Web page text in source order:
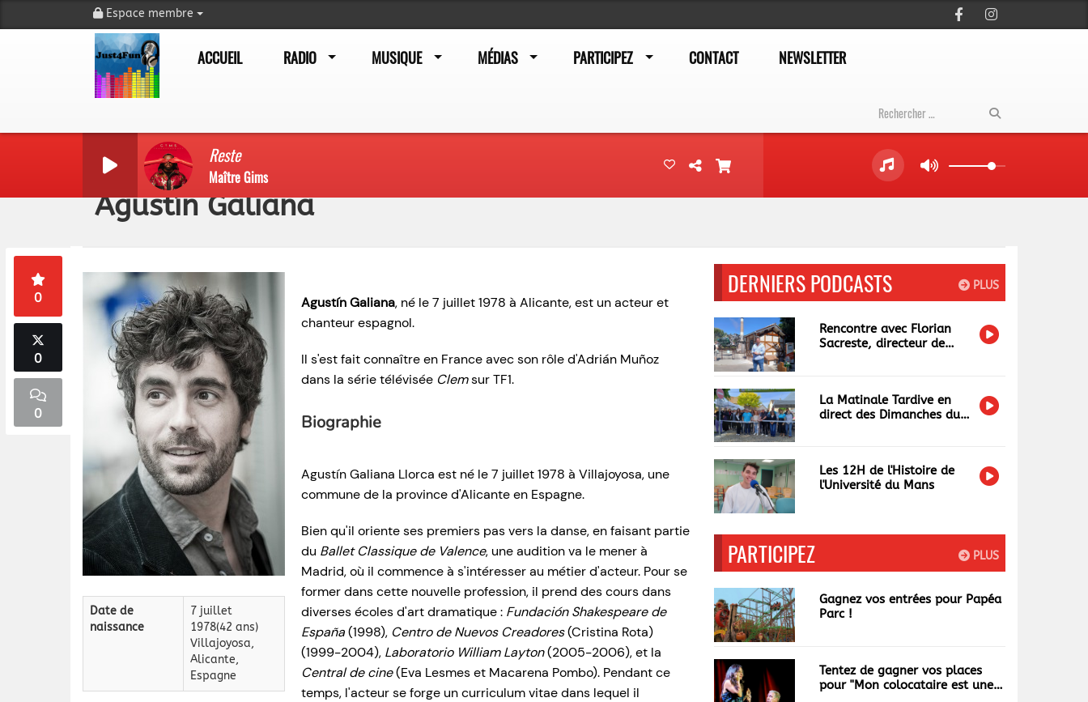
Espace membre
ACCUEIL RADIO MUSIQUE MÉDIAS PARTICIPEZ CONTACT NEWSLETTER
Reste
Maître Gims
Agustín Galiana
0
0
0
Date de
naissance
7 juillet
1978(42 ans)
Villajoyosa,
Alicante,
Espagne
Agustín Galiana, né le7 juillet 1978 à Alicante, est un acteur et
chanteur espagnol.
Il s'est fait connaître en France avec son rôle d'Adrián Muñoz
dans la série télévisée Clemsur TF1.
Biographie
Agustín Galiana Llorca est né le7 juillet 1978 à Villajoyosa, une
commune de la province d'Alicante en Espagne.
Bien qu'il oriente ses premiers pas vers la danse, en faisant partie
du Ballet Classique de Valence, une audition va le mener à
Madrid, où il commence à s'intéresser au métier d'acteur. Pour se
former dans cette nouvelle profession, il prend des cours dans
diverses écoles d'art dramatique : Fundación Shakespeare de
España(1998), Centro de Nuevos Creadores(Cristina Rota)
(1999-2004), Laboratorio William Layton(2005-2006), et la
Central de cine(Eva Lesmes et Macarena Pombo). Pendant ce
temps, l'acteur se forge un curriculum vitae dans lequel il
PLUS
DERNIERS PODCASTS
Rencontre avec Florian
Sacreste, directeur de
La Matinale Tardive en
direct des Dimanches du
Les 12H de l'Histoire de
l'Université du Mans
PLUS
PARTICIPEZ
Gagnez vos entrées pour Papéa
Parc !
Tentez de gagner vos places
pour "Mon colocataire est une